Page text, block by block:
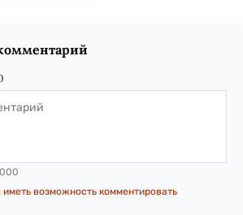
возможность комментировать